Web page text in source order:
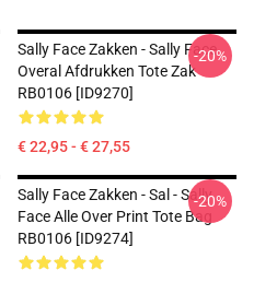
Sally Face Zakken - Sally Face
Overal Afdrukken Tote Zak
RB0106 [ID9270]
€ 22,95 - € 27,55
-20%
Sally Face Zakken - Sal - Sally
Face Alle Over Print Tote Bag
RB0106 [ID9274]
-20%